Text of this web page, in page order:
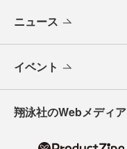
ニュース
イベント
翔泳社のWebメディア